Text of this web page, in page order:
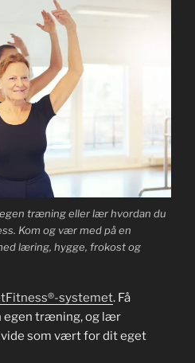
træning eller lær hvordan du
Kom og vær med på en
læring, hygge, frokost og
systemet. Få
egen træning, og lær
vide som vært for dit eget